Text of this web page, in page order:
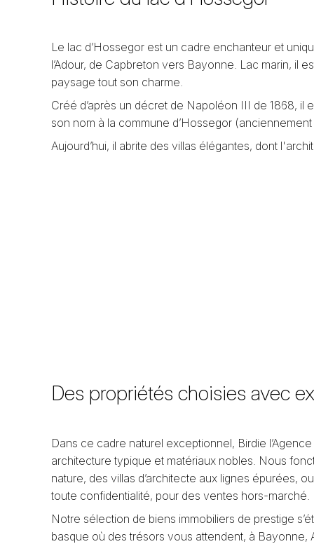
Le lac d’Hossegor est un cadre enchanteur et
l’Adour, de Capbreton vers Bayonne. Lac marin, il
paysage tout son charme.
Créé d’après un décret de Napoléon III de 1868, il
son nom à la commune d’Hossegor
Aujourd’hui, il abrite des villas élégantes, dont
Des propriétés choisies avec
Dans ce cadre naturel exceptionnel, Birdie
architecture typique et matériaux nobles. Nous
nature, des villas d’architecte aux lignes épurées,
toute confidentialité, pour des ventes hors-marché.
Notre sélection de biens immobiliers de prestige
basque où des trésors vous attendent, à